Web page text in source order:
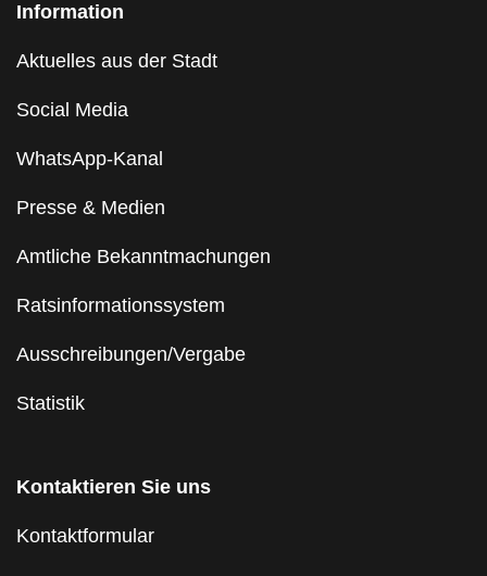
Information
Aktuelles aus der Stadt
Social Media
WhatsApp-Kanal
Presse & Medien
Amtliche Bekanntmachungen
Ratsinformationssystem
Ausschreibungen/Vergabe
Statistik
Kontaktieren Sie uns
Kontaktformular